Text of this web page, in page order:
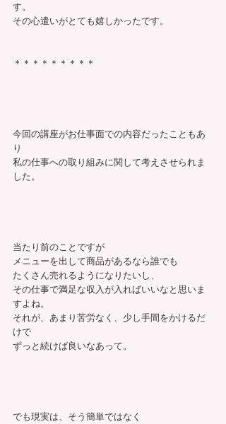
す。
その心遣いがとても嬉しかったです。
＊＊＊＊＊＊＊＊＊
今回の講座がお仕事面での内容だったこともあ
り
私の仕事への取り組みに関して考えさせられま
した。
当たり前のことですが
メニューを出して商品があるなら誰でも
たくさん売れるようになりたいし、
その仕事で満足な収入が入ればいいなと思いま
すよね。
それが、あまり苦労なく、少し手間をかけるだ
けで
ずっと続けば良いなあって。
でも現実は、そう簡単ではなく